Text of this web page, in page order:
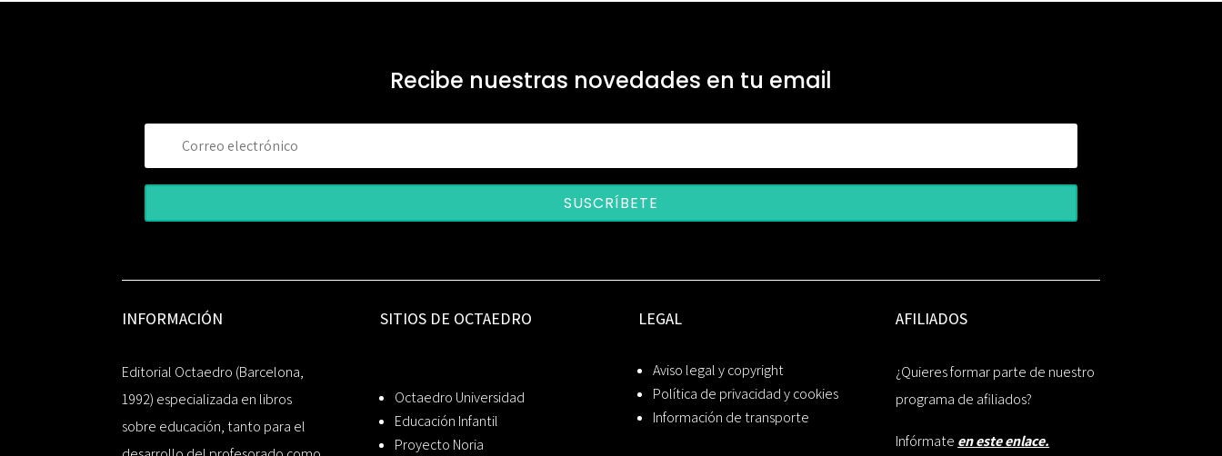
Recibe nuestras novedades en tu email
SUSCRÍBETE
INFORMACIÓN
Editorial Octaedro (Barcelona,
1992) especializada en libros
sobre educación, tanto para el
SITIOS DE OCTAEDRO
Octaedro Universidad
Educación Infantil
Proyecto Noria
LEGAL
Aviso legal y copyright
Política de privacidad y cookies
Información de transporte
AFILIADOS
¿Quieres formar parte de nuestro
programa de afiliados?
Infórmate en este enlace.